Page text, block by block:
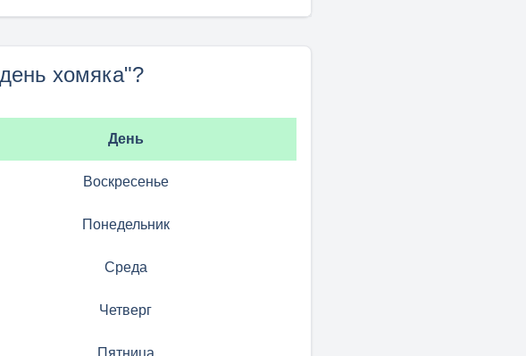
хомяка"?
День
Воскресенье
Понедельник
Среда
Четверг
Пятница